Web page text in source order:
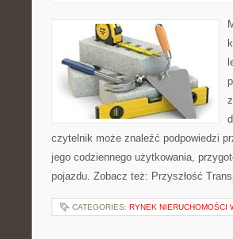
czytelnik może znaleźć podpowiedzi
jego codziennego użytkowania,
pojazdu. Zobacz też: Przyszłość
CATEGORIES: RYNEK NIERUCHOMOŚCI